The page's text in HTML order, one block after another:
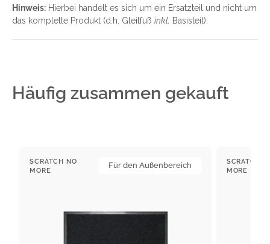
Hinweis: Hierbei handelt es sich um ein Ersatzteil und nicht um
das komplette Produkt (d.h. Gleitfuß inkl. Basisteil).
Häufig zusammen gekauft
Anbieter:
SCRATCH NO
MORE
Für den Außenbereich
mit
Anbieter:
SCRATCH
MORE